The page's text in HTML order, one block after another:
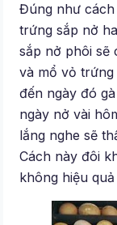
Đúng như
trứng sắp nở
sắp nở phôi sẽ
và mổ vỏ
đến ngày đó
ngày nở vài
lắng nghe sẽ
Cách này đôi
không hiệu quả